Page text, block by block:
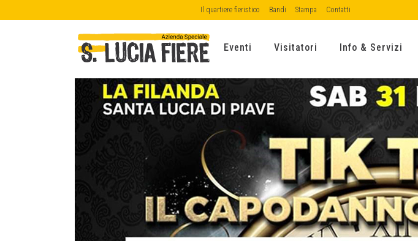
Il quartiere fieristico Bandi Stampa Contatti
Eventi Visitatori Info & Servizi